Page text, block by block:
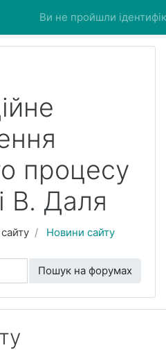
Ви не пройшли
процесу
В. Даля
Новини сайту
Пошук на форумах